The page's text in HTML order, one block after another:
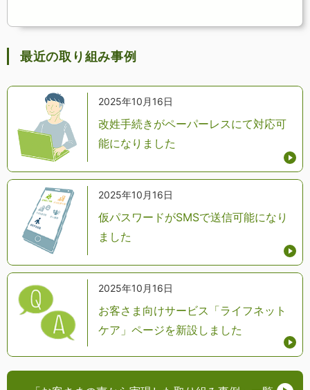
最近の取り組み事例
2025年10月16日
改姓手続きがペーパーレスにて対応可
能になりました
2025年10月16日
仮パスワードがSMSで送信可能になり
ました
2025年10月16日
お客さま向けサービス「ライフネット
ケア」ページを新設しました